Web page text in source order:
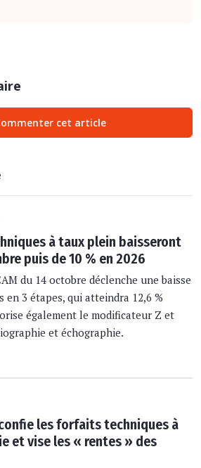
cet article
à taux plein baisseront
puis de 10 % en 2026
du 14 octobre déclenche une baisse
en 3 étapes, qui atteindra 12,6 %
également le modificateur Z et
et échographie.
confie les forfaits techniques à
et vise les « rentes » des